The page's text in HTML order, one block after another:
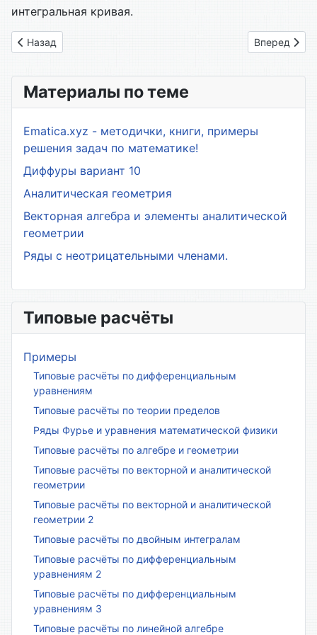
интегральная кривая.
Предыдущий: 39. Геометрическое истолкование
Назад Следующий:
Вперед
Материалы по теме
Ematica.xyz - методички, книги, примеры
решения задач по математике!
Диффуры вариант 10
Аналитическая геометрия
Векторная алгебра и элементы аналитической
геометрии
Ряды с неотрицательными членами.
Типовые расчёты
Примеры
Типовые расчёты по дифференциальным
уравнениям
Типовые расчёты по теории пределов
Ряды Фурье и уравнения математической физики
Типовые расчёты по алгебре и геометрии
Типовые расчёты по векторной и аналитической
геометрии
Типовые расчёты по векторной и аналитической
геометрии 2
Типовые расчёты по двойным интегралам
Типовые расчёты по дифференциальным
уравнениям 2
Типовые расчёты по дифференциальным
уравнениям 3
Типовые расчёты по линейной алгебре